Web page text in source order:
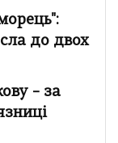
до двох
– за